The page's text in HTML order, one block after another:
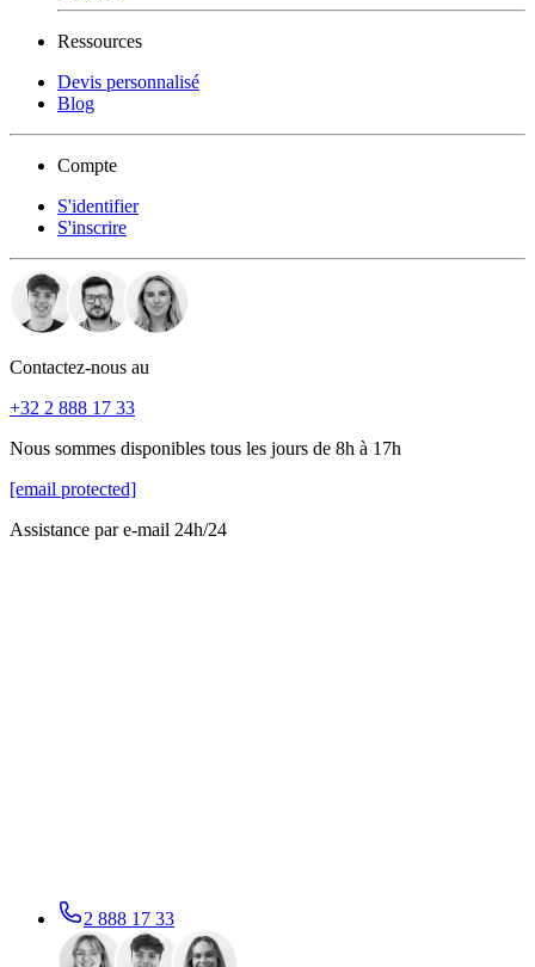
Ressources
Devis personnalisé
Blog
Compte
S'identifier
S'inscrire
Contactez-nous au
+32 2 888 17 33
Nous sommes disponibles tous les jours de 8h à 17h
[email protected]
Assistance par e-mail 24h/24
2 888 17 33